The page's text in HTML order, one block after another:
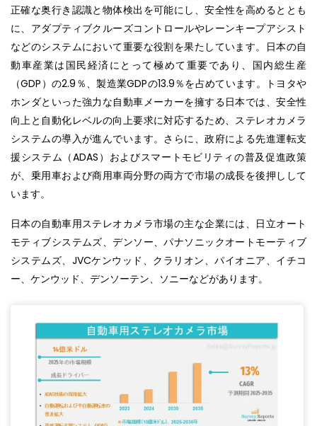
正確な奥行き認識と物体検出を可能にし、安全性を高めるととも
に、アダプティブクルーズコントロールやレーンキープアシスト
などのシステムにおいて重要な役割を果たしています。日本の自
動車産業は国民経済にとって極めて重要であり、国内総生産
（GDP）の2.9％、製造業GDPの13.9％を占めています。トヨタや
ホンダといった強力な自動車メーカーを擁する日本では、安全性
向上と自動化レベルの向上要求に対応するため、ステレオカメラ
システムの導入が進んでいます。さらに、政府による先進運転支
援システム（ADAS）およびスマートモビリティの普及促進政策
が、乗用車および商用車両分野の両方で市場の成長を後押しして
います。
日本の自動車用ステレオカメラ市場の主な企業には、日立オート
モティブシステムズ、デンソー、パナソニックオートモーティブ
システムズ、JVCケンウッド、クラリオン、パイオニア、イチコ
ー、ケンウッド、デンソーテン、ソニーなどがあります。